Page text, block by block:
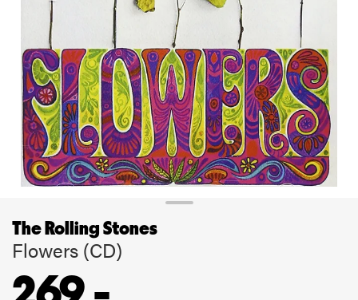
The Rolling Stones
Flowers (CD)